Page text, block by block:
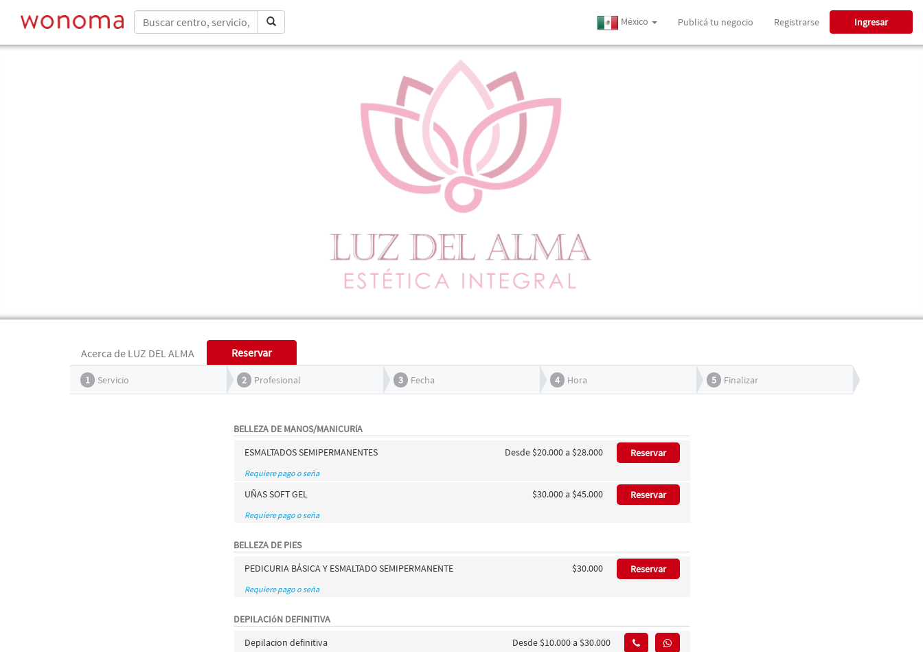
México Publicá tu negocio Registrarse Ingresar
Acerca de LUZ DEL ALMA Reservar
1 Servicio 2 Profesional 3 Fecha 4 Hora 5 Finalizar
BELLEZA DE MANOS/MANICURíA
ESMALTADOS SEMIPERMANENTES
Desde $20.000 a $28.000 Reservar
Requiere pago o seña
UÑAS SOFT GEL $30.000 a $45.000 Reservar
Requiere pago o seña
BELLEZA DE PIES
PEDICURIA BÁSICA Y ESMALTADO SEMIPERMANENTE
$30.000 Reservar
Requiere pago o seña
DEPILACIóN DEFINITIVA
Depilacion definitiva
Desde $10.000 a $30.000